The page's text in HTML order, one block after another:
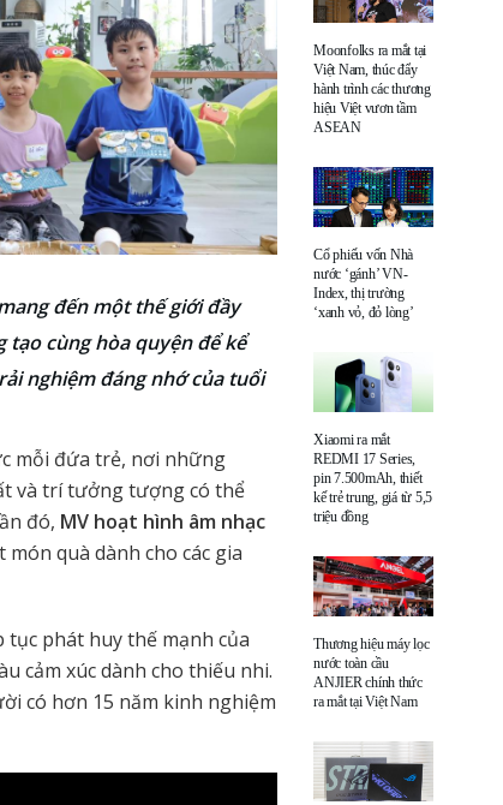
đến một thế giới đầy
tạo cùng hòa quyện để kể
nghiệm đáng nhớ của tuổi
mỗi đứa trẻ, nơi những
và trí tưởng tượng có thể
đó, MV hoạt hình âm nhạc
quà dành cho các gia
tục phát huy thế mạnh của
cảm xúc dành cho thiếu nhi.
có hơn 15 năm kinh nghiệm
Moonfolks ra mắt tại
Việt Nam, thúc đẩy
hành trình các thương
hiệu Việt vươn tầm
ASEAN
Cổ phiếu vốn Nhà
nước ‘gánh’ VN-
Index, thị trường
‘xanh vỏ, đỏ lòng’
Xiaomi ra mắt
REDMI 17 Series,
pin 7.500mAh, thiết
kế trẻ trung, giá từ 5,5
triệu đồng
Thương hiệu máy lọc
nước toàn cầu
ANJIER chính thức
ra mắt tại Việt Nam